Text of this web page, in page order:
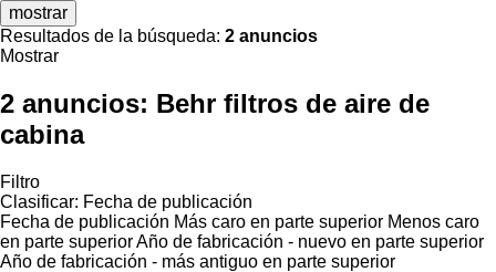
mostrar
Resultados de la búsqueda: 2 anuncios
Mostrar
2 anuncios: Behr filtros de aire de
cabina
Filtro
Clasificar: Fecha de publicación
Fecha de publicación Más caro en parte superior Menos caro
en parte superiorAño de fabricación - nuevo en parte superior
Año de fabricación - más antiguo en parte superior